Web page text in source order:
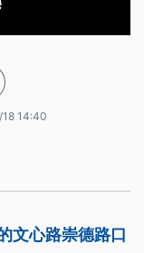
14:40
文心路崇德路口